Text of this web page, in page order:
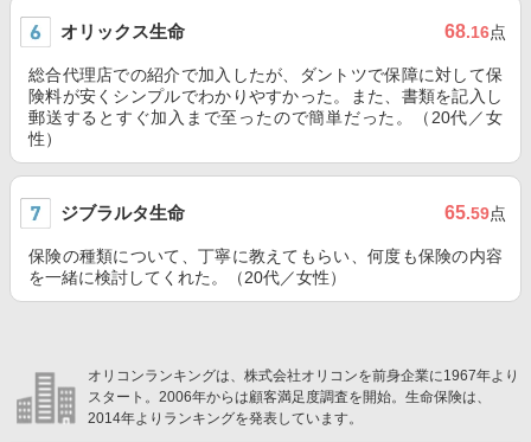
オリックス生命 68.16点
総合代理店での紹介で加入したが、ダントツで保障に対して保
険料が安くシンプルでわかりやすかった。また、書類を記入し
郵送するとすぐ加入まで至ったので簡単だった。（20代／女
性）
ジブラルタ生命 65.59点
保険の種類について、丁寧に教えてもらい、何度も保険の内容
を一緒に検討してくれた。（20代／女性）
オリコンランキングは、株式会社オリコンを前身企業に1967年より
スタート。2006年からは顧客満足度調査を開始。生命保険は、
2014年よりランキングを発表しています。